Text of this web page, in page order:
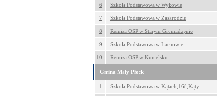
6 Szkoła Podstawowa w Wykowie
7 Szkoła Podstawowa w Zaskrodziu
8 Remiza OSP w Starym Gromadzynie
9 Szkoła Podstawowa w Lachowie
10 Remiza OSP w Kumelsku
Gmina Mały Płock
1 Szkoła Podstawowa w Kątach,168,Kąty